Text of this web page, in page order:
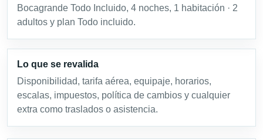
Bocagrande Todo Incluido, 4 noches, 1 habitación · 2
adultos y plan Todo incluido.
Lo que se revalida
Disponibilidad, tarifa aérea, equipaje, horarios,
escalas, impuestos, política de cambios y cualquier
extra como traslados o asistencia.